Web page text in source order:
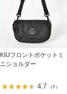
KIUフロントポケットミ
ニショルダー
4.7 （7）